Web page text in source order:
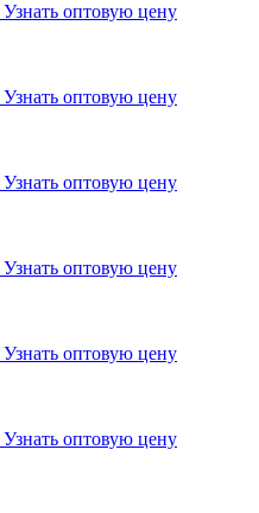
Узнать оптовую цену
Узнать оптовую цену
Узнать оптовую цену
Узнать оптовую цену
Узнать оптовую цену
Узнать оптовую цену